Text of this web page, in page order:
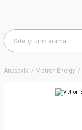
Anasayfa Victron Energy